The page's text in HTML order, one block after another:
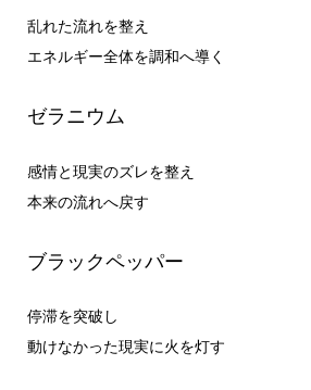
乱れた流れを整え
エネルギー全体を調和へ導く
ゼラニウム
感情と現実のズレを整え
本来の流れへ戻す
ブラックペッパー
停滞を突破し
動けなかった現実に火を灯す